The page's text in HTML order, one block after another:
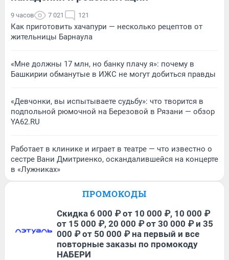
9 часов 7 021 121
Как приготовить хачапури — несколько рецептов от
жительницы Барнаула
«Мне должны 17 млн, но банку плачу я»: почему в
Башкирии обманутые в ИЖС не могут добиться правды
«Девчонки, вы испытываете судьбу»: что творится в
подпольной рюмочной на Березовой в Рязани — обзор
YA62.RU
Работает в клинике и играет в театре — что известно о
сестре Вани Дмитриенко, оскандалившейся на концерте
в «Лужниках»
ПРОМОКОДЫ
Скидка 6 000 ₽ от 10 000 ₽, 10 000 ₽
от 15 000 ₽, 20 000 ₽ от 30 000 ₽ и 35
000 ₽ от 50 000 ₽ на первый и все
повторные заказы по промокоду
НАБЕРИ